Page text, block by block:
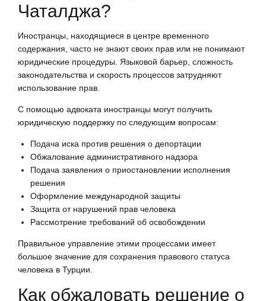
Чаталджа?
Иностранцы, находящиеся в центре временного
содержания, часто не знают своих прав или не понимают
юридические процедуры. Языковой барьер, сложность
законодательства и скорость процессов затрудняют
использование прав.
С помощью адвоката иностранцы могут получить
юридическую поддержку по следующим вопросам:
Подача иска против решения о депортации
Обжалование административного надзора
Подача заявления о приостановлении исполнения
решения
Оформление международной защиты
Защита от нарушений прав человека
Рассмотрение требований об освобождении
Правильное управление этими процессами имеет
большое значение для сохранения правового статуса
человека в Турции.
Как обжаловать решение о